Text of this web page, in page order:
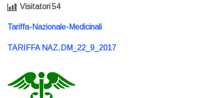
Visitatori54
Tariffa-Nazionale-Medicinali
TARIFFA NAZ.DM_22_9_2017